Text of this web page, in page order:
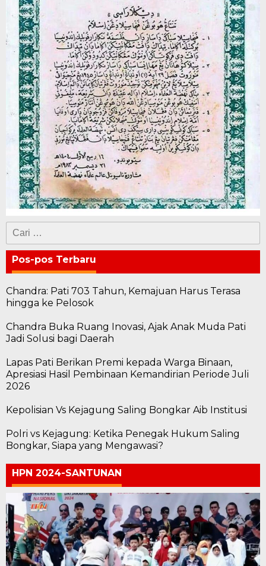
Cari
untuk:
Pos-pos Terbaru
Chandra: Pati 703 Tahun, Kemajuan Harus Terasa
hingga ke Pelosok
Chandra Buka Ruang Inovasi, Ajak Anak Muda Pati
Jadi Solusi bagi Daerah
Lapas Pati Berikan Premi kepada Warga Binaan,
Apresiasi Hasil Pembinaan Kemandirian Periode Juli
2026
Kepolisian Vs Kejagung Saling Bongkar Aib Institusi
Polri vs Kejagung: Ketika Penegak Hukum Saling
Bongkar, Siapa yang Mengawasi?
HPN 2024-SANTUNAN